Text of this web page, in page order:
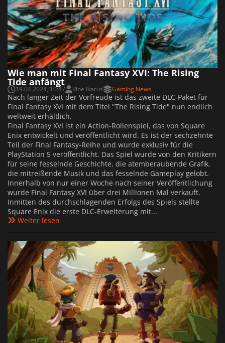
Wie man mit Final Fantasy XVI: The Rising
Tide anfängt
19.04.2024, 10:47 Rine Ikarus Gaming News
Nach langer Zeit der Vorfreude ist das zweite DLC-Paket für
Final Fantasy XVI mit dem Titel "The Rising Tide" nun endlich
weltweit erhältlich.
Final Fantasy XVI ist ein Action-Rollenspiel, das von Square
Enix entwickelt und veröffentlicht wird. Es ist der sechzehnte
Teil der Final Fantasy-Reihe und wurde exklusiv für die
PlayStation 5 veröffentlicht. Das Spiel wurde von den Kritikern
für seine fesselnde Geschichte, die atemberaubende Grafik,
die mitreißende Musik und das fesselnde Gameplay gelobt.
Innerhalb von nur einer Woche nach seiner Veröffentlichung
wurde Final Fantasy XVI über drei Millionen Mal verkauft.
Inmitten des durchschlagenden Erfolgs des Spiels stellte
Square Enix die erste DLC-Erweiterung mit...
Weiter lesen